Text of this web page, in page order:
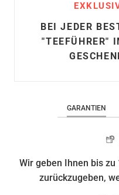
BEI JEDER
"TEEFÜHRER"
GARANTIEN
Wir geben Ihnen bis zu
zurückzugeben,